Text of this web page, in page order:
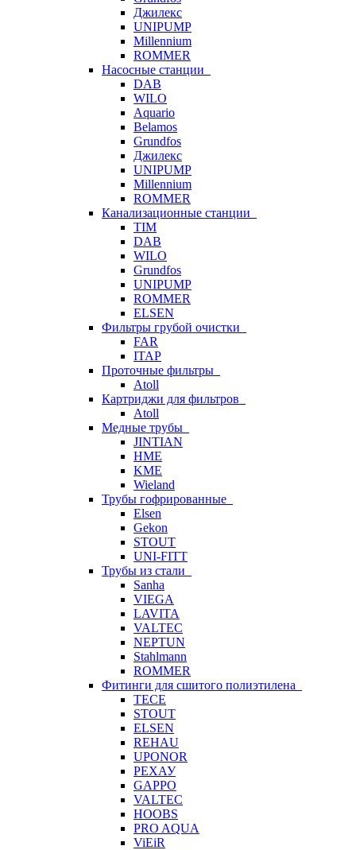
Джилекс
UNIPUMP
Millennium
ROMMER
Насосные станции
DAB
WILO
Aquario
Belamos
Grundfos
Джилекс
UNIPUMP
Millennium
ROMMER
Канализационные станции
TIM
DAB
WILO
Grundfos
UNIPUMP
ROMMER
ELSEN
Фильтры грубой очистки
FAR
ITAP
Проточные фильтры
Atoll
Картриджи для фильтров
Atoll
Медные трубы
JINTIAN
HME
KME
Wieland
Трубы гофрированные
Elsen
Gekon
STOUT
UNI-FITT
Трубы из стали
Sanha
VIEGA
LAVITA
VALTEC
NEPTUN
Stahlmann
ROMMER
Фитинги для сшитого полиэтилена
TECE
STOUT
ELSEN
REHAU
UPONOR
РЕХАУ
GAPPO
VALTEC
HOOBS
PRO AQUA
ViEiR